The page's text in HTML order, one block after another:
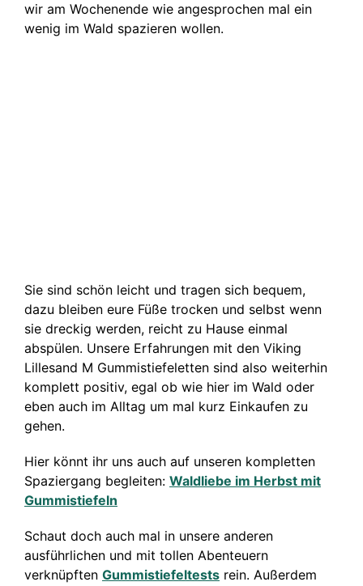
wir am Wochenende wie angesprochen mal ein
wenig im Wald spazieren wollen.
Sie sind schön leicht und tragen sich bequem,
dazu bleiben eure Füße trocken und selbst wenn
sie dreckig werden, reicht zu Hause einmal
abspülen. Unsere Erfahrungen mit den Viking
Lillesand M Gummistiefeletten sind also weiterhin
komplett positiv, egal ob wie hier im Wald oder
eben auch im Alltag um mal kurz Einkaufen zu
gehen.
Hier könnt ihr uns auch auf unseren kompletten
Spaziergang begleiten: Waldliebe im Herbst mit
Gummistiefeln
Schaut doch auch mal in unsere anderen
ausführlichen und mit tollen Abenteuern
verknüpften Gummistiefeltestsrein. Außerdem